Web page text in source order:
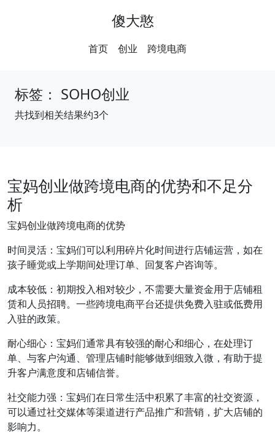
傻大憨
首页 创业 跨境电商
标签： SOHO创业
共找到相关结果约3个
宝妈创业做跨境电商的优势和不足分
析
宝妈创业做跨境电商的优势
时间灵活：宝妈们可以利用碎片化时间进行店铺运营，如在
孩子睡觉或上学期间处理订单、回复客户咨询等。
成本较低：初期投入相对较少，不需要大量资金用于店铺租
赁和人员招聘。一些跨境电商平台还提供免费入驻或低费用
入驻的政策。
耐心细心：宝妈们通常具有较强的耐心和细心，在处理订
单、与客户沟通、管理店铺时能够做到细致入微，有助于提
升客户满意度和店铺信誉。
社交能力强：宝妈们在日常生活中积累了丰富的社交资源，
可以通过社交媒体等渠道进行产品推广和营销，扩大店铺的
影响力。